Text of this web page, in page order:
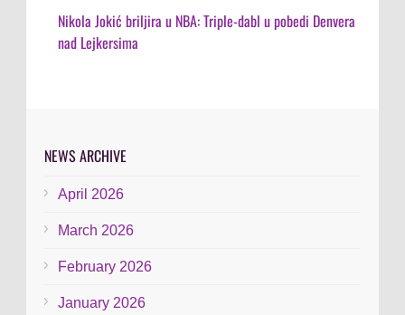
Nikola Jokić briljira u NBA: Triple-dabl u pobedi Denvera
nad Lejkersima
NEWS ARCHIVE
April 2026
March 2026
February 2026
January 2026